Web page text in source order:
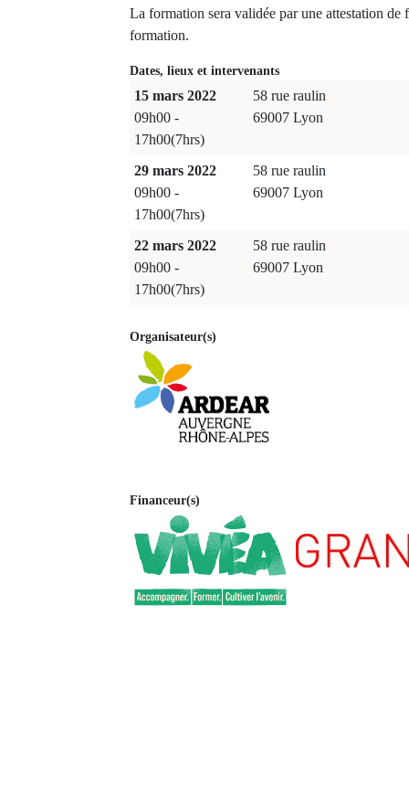
La formation sera validée par une attestation de
formation.
Dates, lieux et intervenants
15 mars 2022
09h00 -
17h00(7hrs)
58 rue raulin
69007 Lyon
29 mars 2022
09h00 -
17h00(7hrs)
58 rue raulin
69007 Lyon
22 mars 2022
09h00 -
17h00(7hrs)
58 rue raulin
69007 Lyon
Organisateur(s)
Financeur(s)